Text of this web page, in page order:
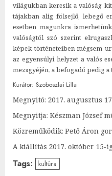
világukban keresik a valóság
tájakban alig fölsejlő, lebegő
esetben magunkra
valóságtól szó szerint
képek történeteiben mégsem
az egyensúlyi helyzet a valós
mezsgyéjén, a befogadó pedig
Kurátor: Szoboszlai Lilla
Megnyitó: 2017. augusztus
Megnyitja: Készman József
Közreműködik: Pető Áron
A kiállítás 2017. október 15-
Tags: kultúra